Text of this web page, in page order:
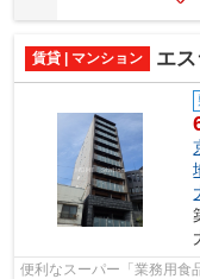
賃貸 | マンション エス
便利なスーパー「業務用食